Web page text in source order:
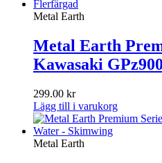
159.00 kr.
Metal Earth
Metal Earth
Kawasaki
299.00 kr
Lägg till i varukorg
Metal Earth